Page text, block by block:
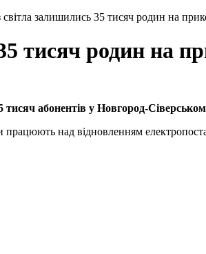
світла залишились 35 тисяч родин на
тисяч родин на
абонентів у Новгород-
працюють над відновленням